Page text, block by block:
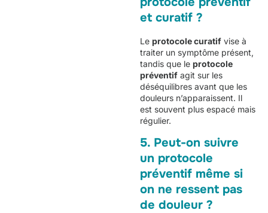
et curatif ?
Le protocole curatif vise à
traiter un symptôme présent,
tandis que le protocole
préventif agit sur les
déséquilibres avant que les
douleurs n’apparaissent. Il
est souvent plus espacé mais
régulier.
5. Peut-on suivre
un protocole
préventif même si
on ne ressent pas
de douleur ?